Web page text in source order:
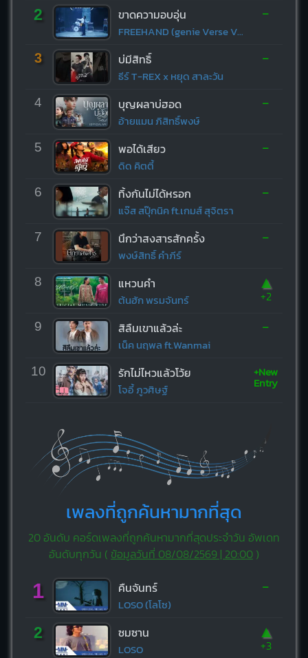
2 ขาดความอบอุ่น
FREEHAND (genie Verse Vol.1)
-
3 บ่มีสิทธิ์
ธีร์ T-REX x หยุด สาละวัน
-
4 บุญผลาบ่ฮอด
อ้ายแมน ภิสิทธิ์พงษ์
-
5 พอได้เสียว
ดิด คิตตี้
-
6 ทิ้งกันไม่ได้หรอก
แจ๊ส สปุ๊กนิค ft.เกมส์ สุจิตรา
-
7 นึกว่าสงสารสักครั้ง
พงษ์สิทธิ์ คำภีร์
-
8 แหวนคำ
ต้นฮัก พรมจันทร์
▲
+2
9 สิลืมเขาแล้วล่ะ
เน็ค นฤพล ft.Wanmai
-
10 รักไม่ไหวแล้วโว้ย
โจอี้ ภูวศิษฐ์
+New
Entry
เพลงที่ถูกค้นหามากที่สุด
20 อันดับ คอร์ดเพลงที่ถูกค้นหามากที่สุดประจำวัน อัพเดท
อันดับทุกวัน ( ข้อมูลวันที่ 08/08/2569 | 20:00)
1 คืนจันทร์
LOSO (โลโซ)
-
2 ซมซาน
LOSO
▲
+3